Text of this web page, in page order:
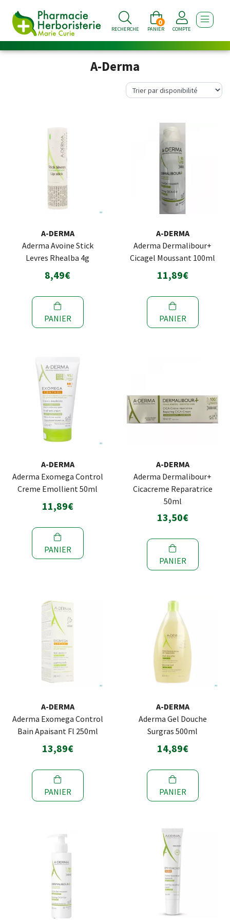
RECHERCHE PANIER
0
COMPTE
A-Derma
A-DERMA
Aderma Avoine Stick
Levres Rhealba 4g
8,49€
PANIER
A-DERMA
Aderma Dermalibour+
Cicagel Moussant 100ml
11,89€
PANIER
A-DERMA
Aderma Exomega Control
Creme Emollient 50ml
11,89€
PANIER
A-DERMA
Aderma Dermalibour+
Cicacreme Reparatrice
50ml
13,50€
PANIER
A-DERMA
Aderma Exomega Control
Bain Apaisant Fl 250ml
13,89€
PANIER
A-DERMA
Aderma Gel Douche
Surgras 500ml
14,89€
PANIER